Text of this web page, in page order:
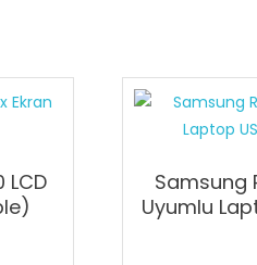
LCD
Samsung
Uyumlu